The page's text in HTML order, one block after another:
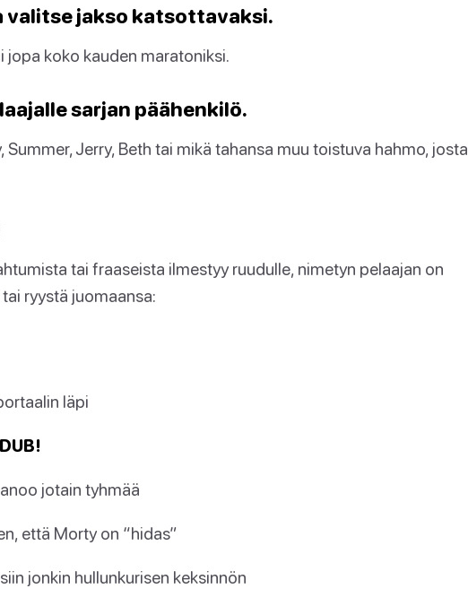
valitse jakso katsottavaksi.
jopa koko kauden maratoniksi.
sarjan päähenkilö.
Summer, Jerry, Beth tai mikä tahansa muu toistuva hahmo, josta
tai fraaseista ilmestyy ruudulle, nimetyn pelaajan on
ryystä juomaansa:
läpi
jotain tyhmää
että Morty on “hidas”
jonkin hullunkurisen keksinnön